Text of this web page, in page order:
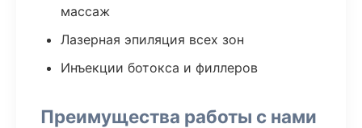
массаж
Лазерная эпиляция всех зон
Инъекции ботокса и филлеров
Преимущества работы с нами